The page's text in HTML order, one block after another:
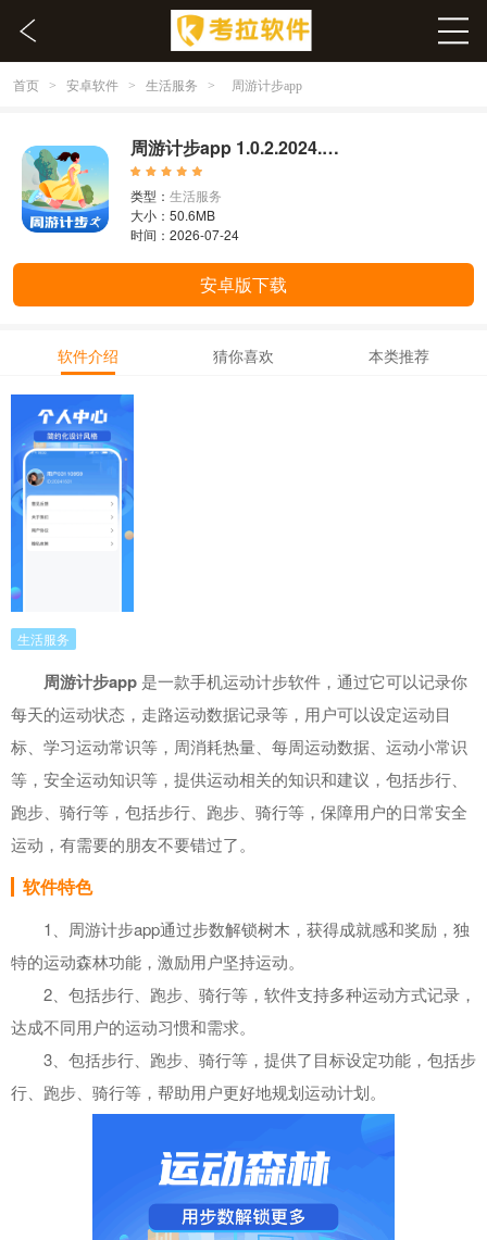
首页 > 安卓软件 > 生活服务 > 周游计步app
周游计步app 1.0.2.2024.0521.1621
类型： 生活服务
大小：50.6MB
时间：2026-07-24
安卓版下载
软件介绍 猜你喜欢 本类推荐
生活服务
周游计步app 是一款手机运动计步软件，通过它可以记录你
每天的运动状态，走路运动数据记录等，用户可以设定运动目
标、学习运动常识等，周消耗热量、每周运动数据、运动小常识
等，安全运动知识等，提供运动相关的知识和建议，包括步行、
跑步、骑行等，包括步行、跑步、骑行等，保障用户的日常安全
运动，有需要的朋友不要错过了。
软件特色
1、周游计步app通过步数解锁树木，获得成就感和奖励，独
特的运动森林功能，激励用户坚持运动。
2、包括步行、跑步、骑行等，软件支持多种运动方式记录，
达成不同用户的运动习惯和需求。
3、包括步行、跑步、骑行等，提供了目标设定功能，包括步
行、跑步、骑行等，帮助用户更好地规划运动计划。